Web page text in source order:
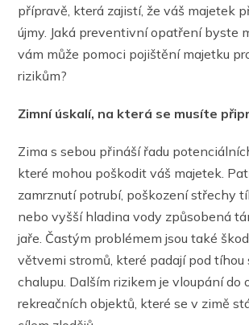
přípravě, která zajistí, že váš majetek
újmy. Jaká preventivní opatření byste
vám může pomoci pojištění majetku
rizikům?
Zimní úskalí, na která se musíte
Zima s sebou přináší řadu
které mohou poškodit váš majetek.
zamrznutí potrubí, poškození střechy
nebo vyšší hladina vody způsobená
jaře. Častým problémem jsou také
větvemi stromů, které padají pod tíhou
chalupu. Dalším rizikem je vloupání do
rekreačních objektů, které se v zimě